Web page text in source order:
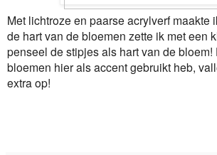
Met lichtroze en paarse acrylverf maakte
de hart van de bloemen zette ik met een
penseel de stipjes als hart van de bloem!
bloemen hier als accent gebruikt heb,
extra op!